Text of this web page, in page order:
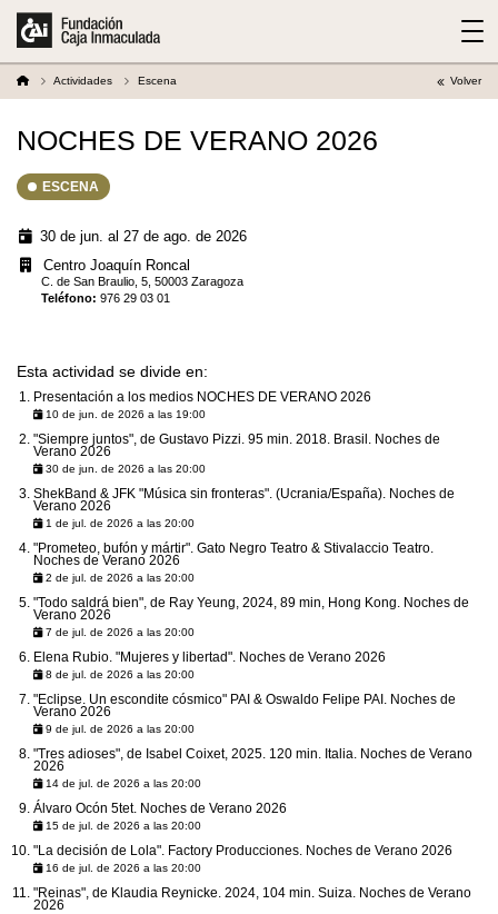
Actividades Escena Volver
NOCHES DE VERANO 2026
ESCENA
30 de jun. al 27 de ago. de 2026
Centro Joaquín Roncal
C. de San Braulio, 5, 50003 Zaragoza
Teléfono:976 29 03 01
Esta actividad se divide en:
Presentación a los medios NOCHES DE VERANO 2026
10 de jun. de 2026 a las 19:00
"Siempre juntos", de Gustavo Pizzi. 95 min. 2018. Brasil. Noches de
Verano 2026
30 de jun. de 2026 a las 20:00
ShekBand & JFK "Música sin fronteras". (Ucrania/España). Noches de
Verano 2026
1 de jul. de 2026 a las 20:00
"Prometeo, bufón y mártir". Gato Negro Teatro & Stivalaccio Teatro.
Noches de Verano 2026
2 de jul. de 2026 a las 20:00
"Todo saldrá bien", de Ray Yeung, 2024, 89 min, Hong Kong. Noches de
Verano 2026
7 de jul. de 2026 a las 20:00
Elena Rubio. "Mujeres y libertad". Noches de Verano 2026
8 de jul. de 2026 a las 20:00
"Eclipse. Un escondite cósmico" PAI & Oswaldo Felipe PAI. Noches de
Verano 2026
9 de jul. de 2026 a las 20:00
"Tres adioses", de Isabel Coixet, 2025. 120 min. Italia. Noches de Verano
2026
14 de jul. de 2026 a las 20:00
Álvaro Ocón 5tet. Noches de Verano 2026
15 de jul. de 2026 a las 20:00
"La decisión de Lola". Factory Producciones. Noches de Verano 2026
16 de jul. de 2026 a las 20:00
"Reinas", de Klaudia Reynicke. 2024, 104 min. Suiza. Noches de Verano
2026